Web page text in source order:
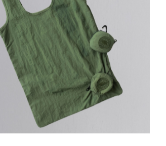
リブニットの襟、アームホール、裾は快適さと形状維
2つの外ポケット：隠れたジッパー開閉式のハンドポ
用することで快適に。
仕様が変更する場合がございます。